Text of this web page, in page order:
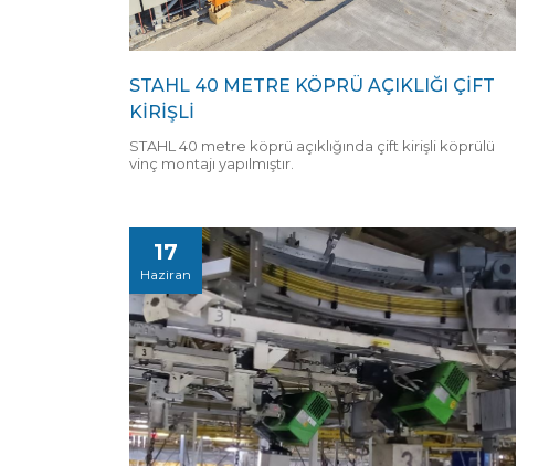
STAHL 40 METRE KÖPRÜ AÇIKLIĞI ÇİFT
KİRİŞLİ
STAHL 40 metre köprü açıklığında çift kirişli köprülü
vinç montajı yapılmıştır.
17
Haziran